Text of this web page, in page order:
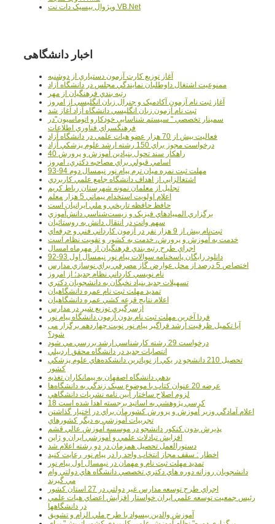
ويژوال بيسيک دات نت VB.Net
اخبار دانشگاهی
آغاز توزيع کارت آزمون دستياري از دوشنبه
ممنوعيت اشتغال داوطلبان نمايندگي مجلس در دانشگاه آزاد
رتبه بندي فرهنگيان از مهر
آغاز ثبت نام آزمون آکادميک و جنرال زبان انگليسي از امروز
ثبت نام آزمون زبان انگليسي دانشگاه آزاد آغاز شد
سمينار تخصصي " سيستم شناسايي خودکارو اتوماسيون"در
فرهنگسراي فناوري اطلاعات
فعاليت بيش از 70 هزار عضو هيات علمي در دانشگاه آزاد
درخواست مجوز براي 150 رشته ارشد علوم پزشکي آزاد
40 راهکار سند تحول بنيادين آموزش و پرورش
اسامي قبولي براي مصاحبه دکتري، امروز
مهلت ثبت نمره میان ترم پیام نور نیمسال دوم 94-93
اشتغالزايي از اهداف دانشگاه جامع علمي کاربردي
تجليل از معلمان نمونه شهرستان رباط کريم
اعلام اولويت استخدام پيماني 5 هزار معلم
حافظ حافظه تاريخي و ملي ايرانيان است
برگزاري المپيادهاي فيزيک و زيست‌شناسي دانش‌آموزي
سهم وانت در انتقال دانش به روستائيان
ثبت‌نام بيش از 9 هزار نفر در آزمون کارداني فني و حرفه‌اي
خدمت به آموزش و پرورش، خدمت به کشور و تقويت نظام است
اجراي طرح رتبه بندي فرهنگيان از مهرماه امسال
دانلود رایگان پاسخنامه سوالات پیام نور نیمسال اول 93-92
اختصاص 5 درصد از محل عوارض گاز مصرفي براي نوسازي مدارس
نام نويسي کارداني نظام جديد؛ از امروز
تسهيلات جديد بنياد نخبگان به دانشجويان دکتري
تمديد مهلت ثبت نام عمره دانشگاهيان
اعلام نتايج قرعه کشي عمره دانشگاهيان
ازسرگيري توزيع شير در مدارس
فردا آخرین مهلت ثبت نام بدون آزمون دانشگاه پیام نور
آیا تکمیل ظرفیت ارشد فراگیر پیام نور نوبت چهاردهم برگزار می
شود؟
درخواست 29 رشته کارشناسي ارشد بررسي مي شود
انتصابات جديد در دانشگاه محقق اردبيلي
تحصيل 210 دانشجو در يکي از نوپاترين دانشکده‌هاي علوم پزشکي
کشور
بدهي دانشگاه اصفهان به پيمانکاران تغذيه
عرضه 20 عنوان کتاب با موضوع سبک زندگي به دانشگاه‌ها
لزوم اصلاح ساختار آيين نامه نشريات دانشگاهي
18 کرسي پژوهشي به اساتيد برجسته اهدا شده است
اعلام آمادگي وزير آموزش و پرورش کشورمان براي در اختيار گذاشتن
تجربيات آموزشي به ديگر کشورهاي
پذيرش بدون کنکور دانشجو در موسسه آموزش عالي قشم
افزايش تبادلات علمي و آموزشي ايران و ژاپن
دستورالعمل تحصیل همزمان در دو رشته اعلام شد
اخطار : سقف مجاز انتخاب واحد را در پیام نور رعایت کنید
تمدید مهلت ثبت نام و مهمان در نیمسال اول پیام نور
دانشجويان روزانه دوره هاي دكتري تخصصي دانشگاه هاي دولتي وام
مي گيرند
اجراي طرح توسعه مدارس غير دولتي در 27 استان کشور
رئيس جمعيت توسعه علمي ايران خواستار افزايش اعضاي هيات علمي
در دانشگاهها
آموزش والدين بيسواد با طرح ملي الزام و تشويق